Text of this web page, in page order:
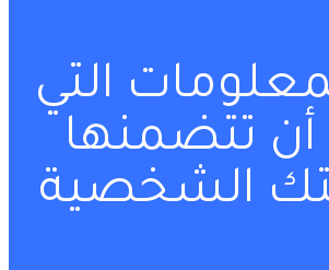
التي
تتضمنها
الشخصية